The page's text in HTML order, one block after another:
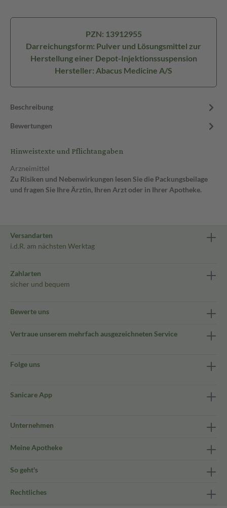
PZN: 13912955
Darreichungsform: Pulver und Lösungsmittel zur
Herstellung einer Depot-Injektionssuspension
Hersteller: Abacus Medicine A/S
Beschreibung
Bewertungen
Hinweistexte und Pflichtangaben
Arzneimittel
Zu Risiken und Nebenwirkungen lesen Sie die Packungsbeilage
und fragen Sie Ihre Ärztin, Ihren Arzt oder in Ihrer Apotheke.
Versandarten
i.d.R. am nächsten Werktag
Zahlarten
sicher und bequem
Bewerte uns
Vertraue unserem mehrfach ausgezeichneten Service
Folge uns
Sanicare App
Unternehmen
Meine Apotheke
So geht's
Rechtliches